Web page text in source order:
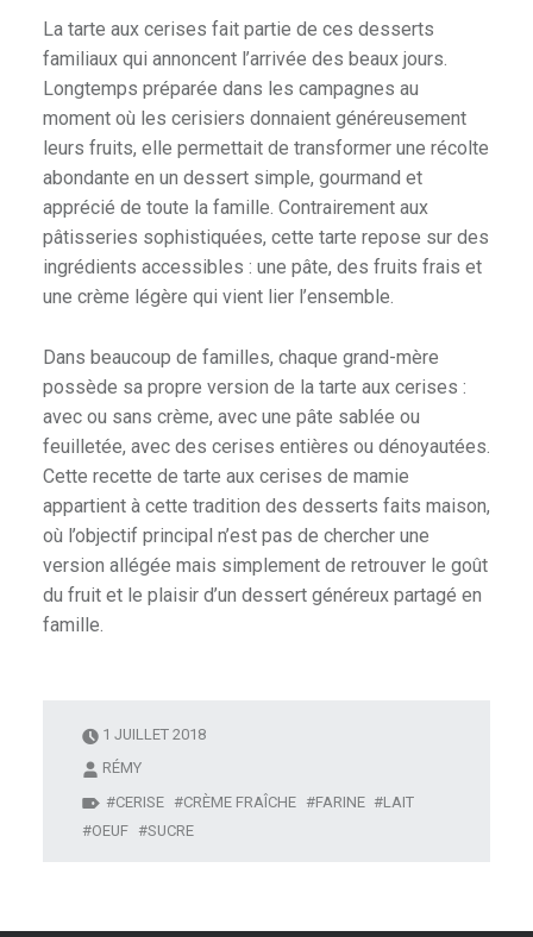
La tarte aux cerises fait partie de ces desserts
familiaux qui annoncent l’arrivée des beaux jours.
Longtemps préparée dans les campagnes au
moment où les cerisiers donnaient généreusement
leurs fruits, elle permettait de transformer une récolte
abondante en un dessert simple, gourmand et
apprécié de toute la famille. Contrairement aux
pâtisseries sophistiquées, cette tarte repose sur des
ingrédients accessibles : une pâte, des fruits frais et
une crème légère qui vient lier l’ensemble.
Dans beaucoup de familles, chaque grand-mère
possède sa propre version de la tarte aux cerises :
avec ou sans crème, avec une pâte sablée ou
feuilletée, avec des cerises entières ou dénoyautées.
Cette recette de tarte aux cerises de mamie
appartient à cette tradition des desserts faits maison,
où l’objectif principal n’est pas de chercher une
version allégée mais simplement de retrouver le goût
du fruit et le plaisir d’un dessert généreux partagé en
famille.
1 JUILLET 2018
RÉMY
CERISE
CRÈME FRAÎCHE FARINE
LAIT
OEUF
SUCRE